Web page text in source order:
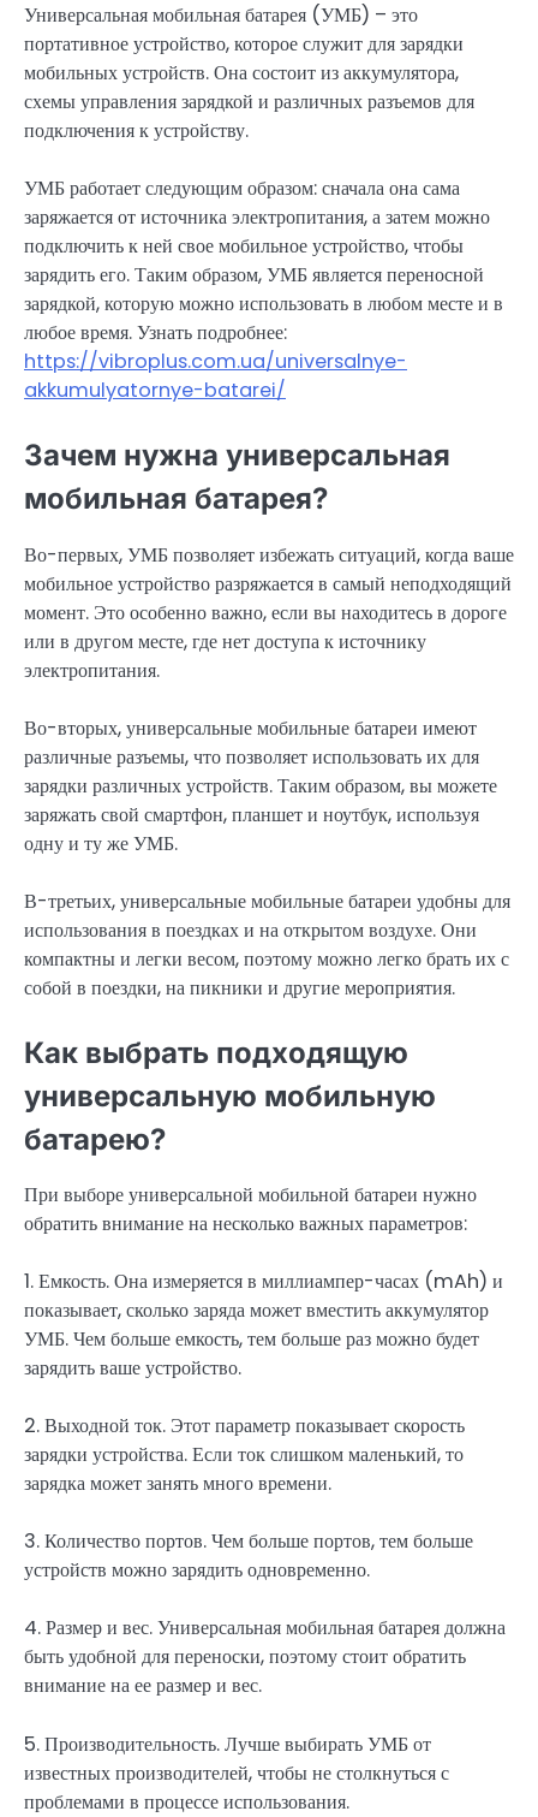
Универсальная мобильная батарея (УМБ) – это
портативное устройство, которое служит для зарядки
мобильных устройств. Она состоит из аккумулятора,
схемы управления зарядкой и различных разъемов для
подключения к устройству.
УМБ работает следующим образом: сначала она сама
заряжается от источника электропитания, а затем можно
подключить к ней свое мобильное устройство, чтобы
зарядить его. Таким образом, УМБ является переносной
зарядкой, которую можно использовать в любом месте и в
любое время. Узнать подробнее:
https://vibroplus.com.ua/universalnye-
akkumulyatornye-batarei/
Зачем нужна универсальная
мобильная батарея?
Во-первых, УМБ позволяет избежать ситуаций, когда ваше
мобильное устройство разряжается в самый неподходящий
момент. Это особенно важно, если вы находитесь в дороге
или в другом месте, где нет доступа к источнику
электропитания.
Во-вторых, универсальные мобильные батареи имеют
различные разъемы, что позволяет использовать их для
зарядки различных устройств. Таким образом, вы можете
заряжать свой смартфон, планшет и ноутбук, используя
одну и ту же УМБ.
В-третьих, универсальные мобильные батареи удобны для
использования в поездках и на открытом воздухе. Они
компактны и легки весом, поэтому можно легко брать их с
собой в поездки, на пикники и другие мероприятия.
Как выбрать подходящую
универсальную мобильную
батарею?
При выборе универсальной мобильной батареи нужно
обратить внимание на несколько важных параметров:
1. Емкость. Она измеряется в миллиампер-часах (mAh) и
показывает, сколько заряда может вместить аккумулятор
УМБ. Чем больше емкость, тем больше раз можно будет
зарядить ваше устройство.
2. Выходной ток. Этот параметр показывает скорость
зарядки устройства. Если ток слишком маленький, то
зарядка может занять много времени.
3. Количество портов. Чем больше портов, тем больше
устройств можно зарядить одновременно.
4. Размер и вес. Универсальная мобильная батарея должна
быть удобной для переноски, поэтому стоит обратить
внимание на ее размер и вес.
5. Производительность. Лучше выбирать УМБ от
известных производителей, чтобы не столкнуться с
проблемами в процессе использования.